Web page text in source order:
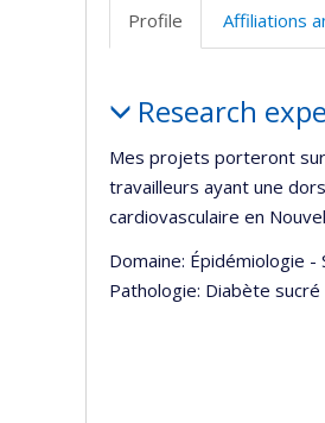
Profile Affiliations
Research
Mes projets porteront
travailleurs ayant une
cardiovasculaire en
Domaine: Épidémiologie
Pathologie: Diabète